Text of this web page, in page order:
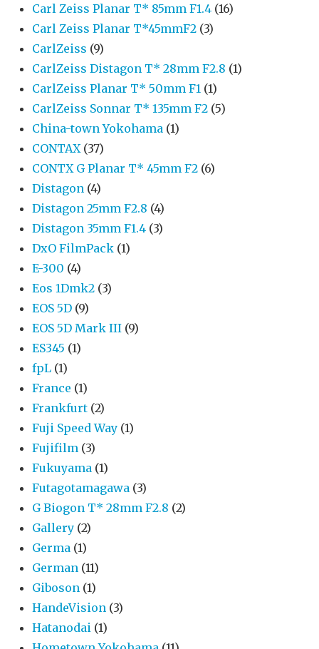
Carl Zeiss Planar T* 85mm F1.4 (16)
Carl Zeiss Planar T*45mmF2 (3)
CarlZeiss (9)
CarlZeiss Distagon T* 28mm F2.8 (1)
CarlZeiss Planar T* 50mm F1 (1)
CarlZeiss Sonnar T* 135mm F2 (5)
China-town Yokohama (1)
CONTAX (37)
CONTX G Planar T* 45mm F2 (6)
Distagon (4)
Distagon 25mm F2.8 (4)
Distagon 35mm F1.4 (3)
DxO FilmPack (1)
E-300 (4)
Eos 1Dmk2 (3)
EOS 5D (9)
EOS 5D Mark III (9)
ES345 (1)
fpL (1)
France (1)
Frankfurt (2)
Fuji Speed Way (1)
Fujifilm (3)
Fukuyama (1)
Futagotamagawa (3)
G Biogon T* 28mm F2.8 (2)
Gallery (2)
Germa (1)
German (11)
Giboson (1)
HandeVision (3)
Hatanodai (1)